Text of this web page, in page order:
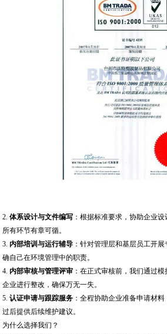
2.体系设计与文件编写 ：根据标准要求，协助企业
所有环节有章可循。
3. 内部培训与运行辅导 ：针对管理层和基层员工开
确自己在环境管理中的职责。
4. 内部审核与管理评审 ：在正式审核前，我们通过
企业进行整改，确保万无一失。
5.认证申请与跟踪服务 ：全程协助企业准备申请材
过后提供后续维护建议。
为什么选择我们？